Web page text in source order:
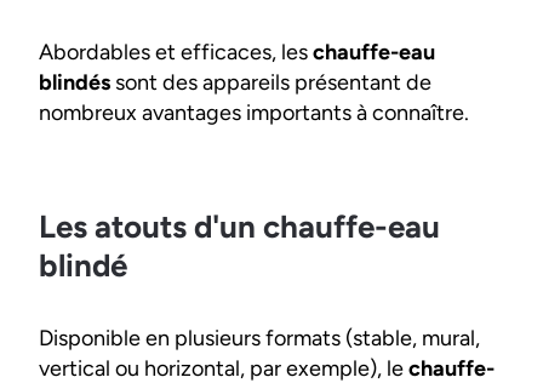
Abordables et efficaces, leschauffe-eau
blindés sont des appareils présentant de
nombreux avantages importants à connaître.
Les atouts d'un chauffe-eau
blindé
Disponible en plusieurs formats (stable, mural,
vertical ou horizontal, par exemple), lechauffe-